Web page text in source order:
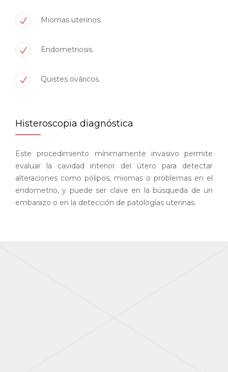
Miomas uterinos.
Endometriosis.
Quistes ováricos.
Histeroscopia diagnóstica
Este procedimiento mínimamente invasivo permite
evaluar la cavidad interior del útero para detectar
alteraciones como pólipos, miomas o problemas en el
endometrio, y puede ser clave en la búsqueda de un
embarazo o en la detección de patologías uterinas.